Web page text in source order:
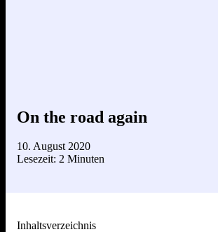
On the road again
10. August 2020
Lesezeit: 2 Minuten
Inhaltsverzeichnis